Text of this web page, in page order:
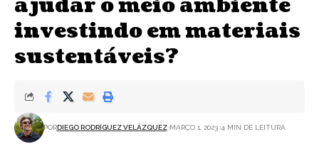
investindo em materiais
sustentáveis?
PORDIEGO RODRÍGUEZ VELÁZQUEZ MARÇO 1, 2023 4 MIN DE LEITURA